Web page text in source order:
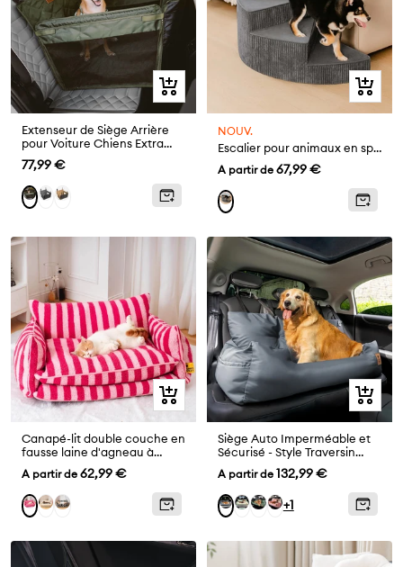
Aperçu
rapide
Extenseur de Siège Arrière
pour Voiture Chiens Extra
Stable Imperméable
Prix
de
vente
77,99 €
VertGrisBrun
Aperçu
rapide
NOUV.
Escalier pour animaux en spirale amovible en velours côtelé confortable et amical pour les articulations - CreamyStep
Prix
de
vente
A partir de 67,99 €
Aperçu
rapide
Canapé-lit double couche en
fausse laine d'agneau à
rayures pour chat tendance
Prix
de
vente
A partir de 62,99 €
RoseBeige
Noir
Aperçu
rapide
Siège Auto Imperméable et
Sécurisé - Style Traversin
pour Chiens Moyens et
Grands
Prix
de
vente
A partir de 132,99 €
Imperméable
Gris
Imperméable
Vert
Imperméable
Vert
Imperméable
Rose
+1